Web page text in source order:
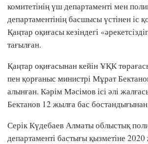
комитетінің үш департаменті мен
департаментінің басшысы үстінен іс
Қаңтар оқиғасы кезіндегі
тағылған.
Қаңтар оқиғасынан кейін ҰҚК
пен қорғаныс министрі Мұрат
алынған. Кәрім Мәсімов ісі әлі
Бектанов 12 жылға бас
Серік Күдебаев Алматы облыстық
департаменті бастығы қызметіне